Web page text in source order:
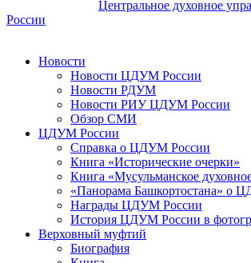
Центральное духовное
России
Новости
Новости ЦДУМ России
Новости РДУМ
Новости РИУ ЦДУМ России
Обзор СМИ
ЦДУМ России
Справка о ЦДУМ России
Книга «Исторические очерки»
Книга «Мусульманское
«Панорама Башкортостана» о
Награды ЦДУМ России
История ЦДУМ России в
Верховный муфтий
Биография